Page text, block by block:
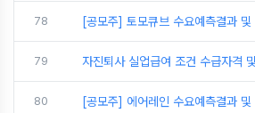
78 [공모주] 토모큐브 수요예측결과
79 자진퇴사 실업급여 조건 수급자격
80 [공모주] 에어레인 수요예측결과